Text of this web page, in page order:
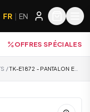
FR | EN
OFFRES SPÉCIALES
/TK-E1872 - PANTALON EN DENIM POUR FEMME